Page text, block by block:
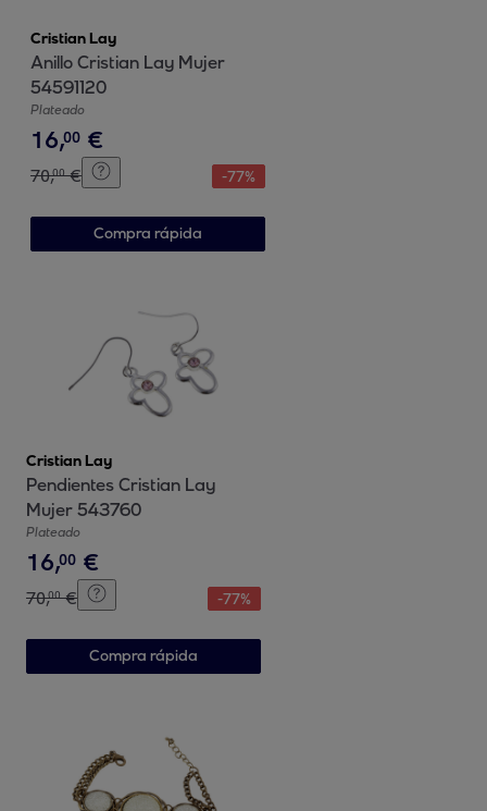
Cristian Lay
Anillo Cristian Lay Mujer
54591120
Plateado
16,00 €
70,00 € -77%
Compra rápida
Cristian Lay
Pendientes Cristian Lay
Mujer 543760
Plateado
16,00 €
70,00 € -77%
Compra rápida